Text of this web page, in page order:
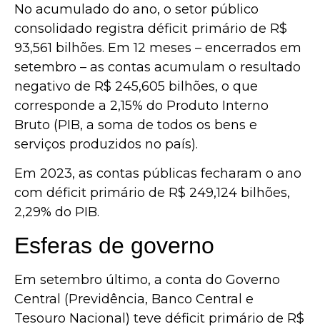
No acumulado do ano, o setor público
consolidado registra déficit primário de R$
93,561 bilhões. Em 12 meses – encerrados em
setembro – as contas acumulam o resultado
negativo de R$ 245,605 bilhões, o que
corresponde a 2,15% do Produto Interno
Bruto (PIB, a soma de todos os bens e
serviços produzidos no país).
Em 2023, as contas públicas fecharam o ano
com déficit primário de R$ 249,124 bilhões,
2,29% do PIB.
Esferas de governo
Em setembro último, a conta do Governo
Central (Previdência, Banco Central e
Tesouro Nacional) teve déficit primário de R$